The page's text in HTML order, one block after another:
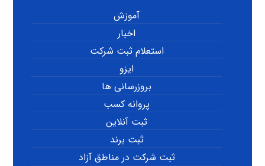
آموزش
اخبار
استعلام ثبت شرکت
ایزو
بروزرسانی ها
پروانه کسب
ثبت آنلاین
ثبت برند
ثبت شرکت در مناطق آزاد